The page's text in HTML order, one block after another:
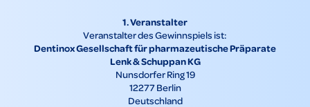
1. Veranstalter
Veranstalter des Gewinnspiels ist:
Dentinox Gesellschaft für pharmazeutische Präparate
Lenk & Schuppan KG
Nunsdorfer Ring 19
12277 Berlin
Deutschland